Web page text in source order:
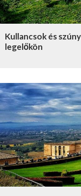
Kullancsok és
legelőkön